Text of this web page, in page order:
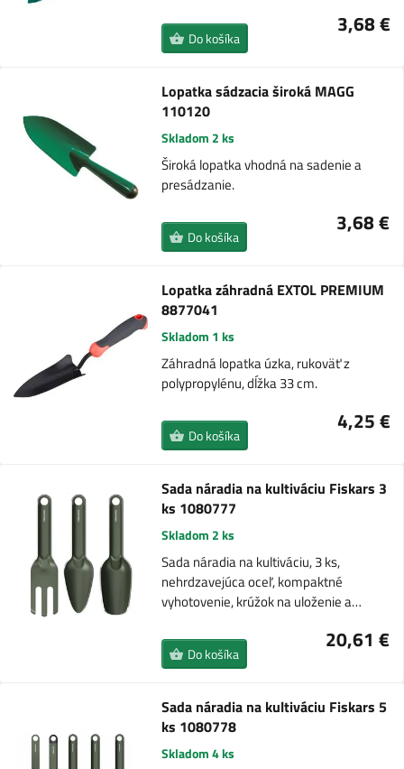
3,68 €
Do košíka
Lopatka sádzacia široká MAGG
110120
Skladom 2 ks
Široká lopatka vhodná na sadenie a
presádzanie.
3,68 €
Do košíka
Lopatka záhradná EXTOL PREMIUM
8877041
Skladom 1 ks
Záhradná lopatka úzka, rukoväť z
polypropylénu, dĺžka 33 cm.
4,25 €
Do košíka
Sada náradia na kultiváciu Fiskars 3
ks 1080777
Skladom 2 ks
Sada náradia na kultiváciu, 3 ks,
nehrdzavejúca oceľ, kompaktné
vyhotovenie, krúžok na uloženie a…
20,61 €
Do košíka
Sada náradia na kultiváciu Fiskars 5
ks 1080778
Skladom 4 ks